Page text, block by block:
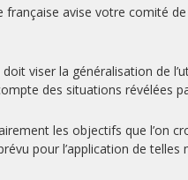
française avise votre comité
viser la généralisation de
des situations révélées
les objectifs que l’on
pour l’application de telles